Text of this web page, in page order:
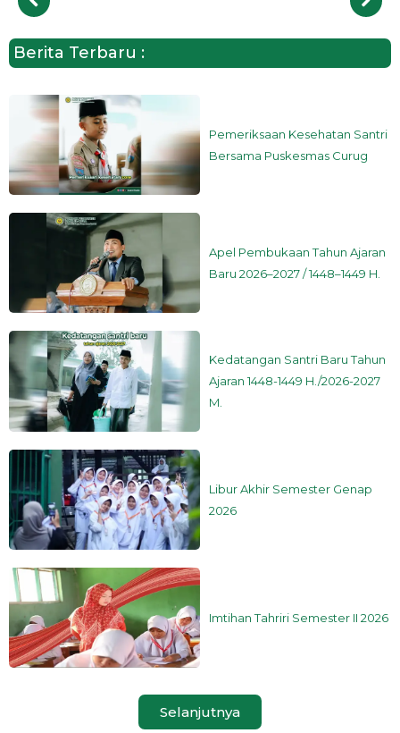
Berita Terbaru :
Pemeriksaan Kesehatan Santri
Bersama Puskesmas Curug
Apel Pembukaan Tahun Ajaran
Baru 2026–2027 / 1448–1449 H.
Kedatangan Santri Baru Tahun
Ajaran 1448-1449 H./2026-2027
M.
Libur Akhir Semester Genap
2026
Imtihan Tahriri Semester II 2026
Selanjutnya